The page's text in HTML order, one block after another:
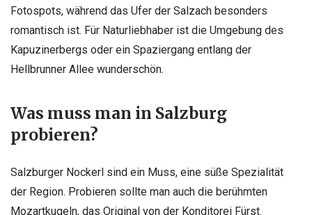
Fotospots, während das Ufer der Salzach besonders
romantisch ist. Für Naturliebhaber ist die Umgebung des
Kapuzinerbergs oder ein Spaziergang entlang der
Hellbrunner Allee wunderschön.
Was muss man in Salzburg
probieren?
Salzburger Nockerl sind ein Muss, eine süße Spezialität
der Region. Probieren sollte man auch die berühmten
Mozartkugeln, das Original von der Konditorei Fürst.